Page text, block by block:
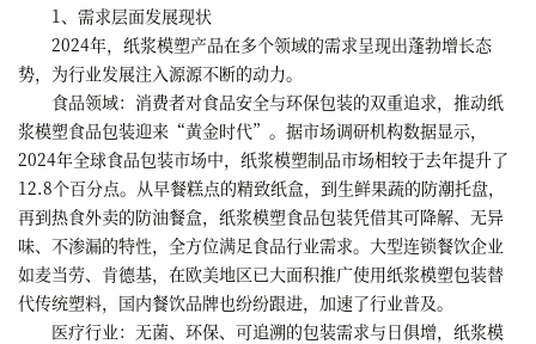
1、需求层面发展现状
2024年，纸浆模塑产品在多个领域的需求呈现出蓬勃增长态
势，为行业发展注入源源不断的动力。
食品领域：消费者对食品安全与环保包装的双重追求，推动纸
浆模塑食品包装迎来“黄金时代”。据市场调研机构数据显示，
2024年全球食品包装市场中，纸浆模塑制品市场相较于去年提升了
12.8个百分点。从早餐糕点的精致纸盒，到生鲜果蔬的防潮托盘，
再到热食外卖的防油餐盒，纸浆模塑食品包装凭借其可降解、无异
味、不渗漏的特性，全方位满足食品行业需求。大型连锁餐饮企业
如麦当劳、肯德基，在欧美地区已大面积推广使用纸浆模塑包装替
代传统塑料，国内餐饮品牌也纷纷跟进，加速了行业普及。
医疗行业：无菌、环保、可追溯的包装需求与日俱增，纸浆模